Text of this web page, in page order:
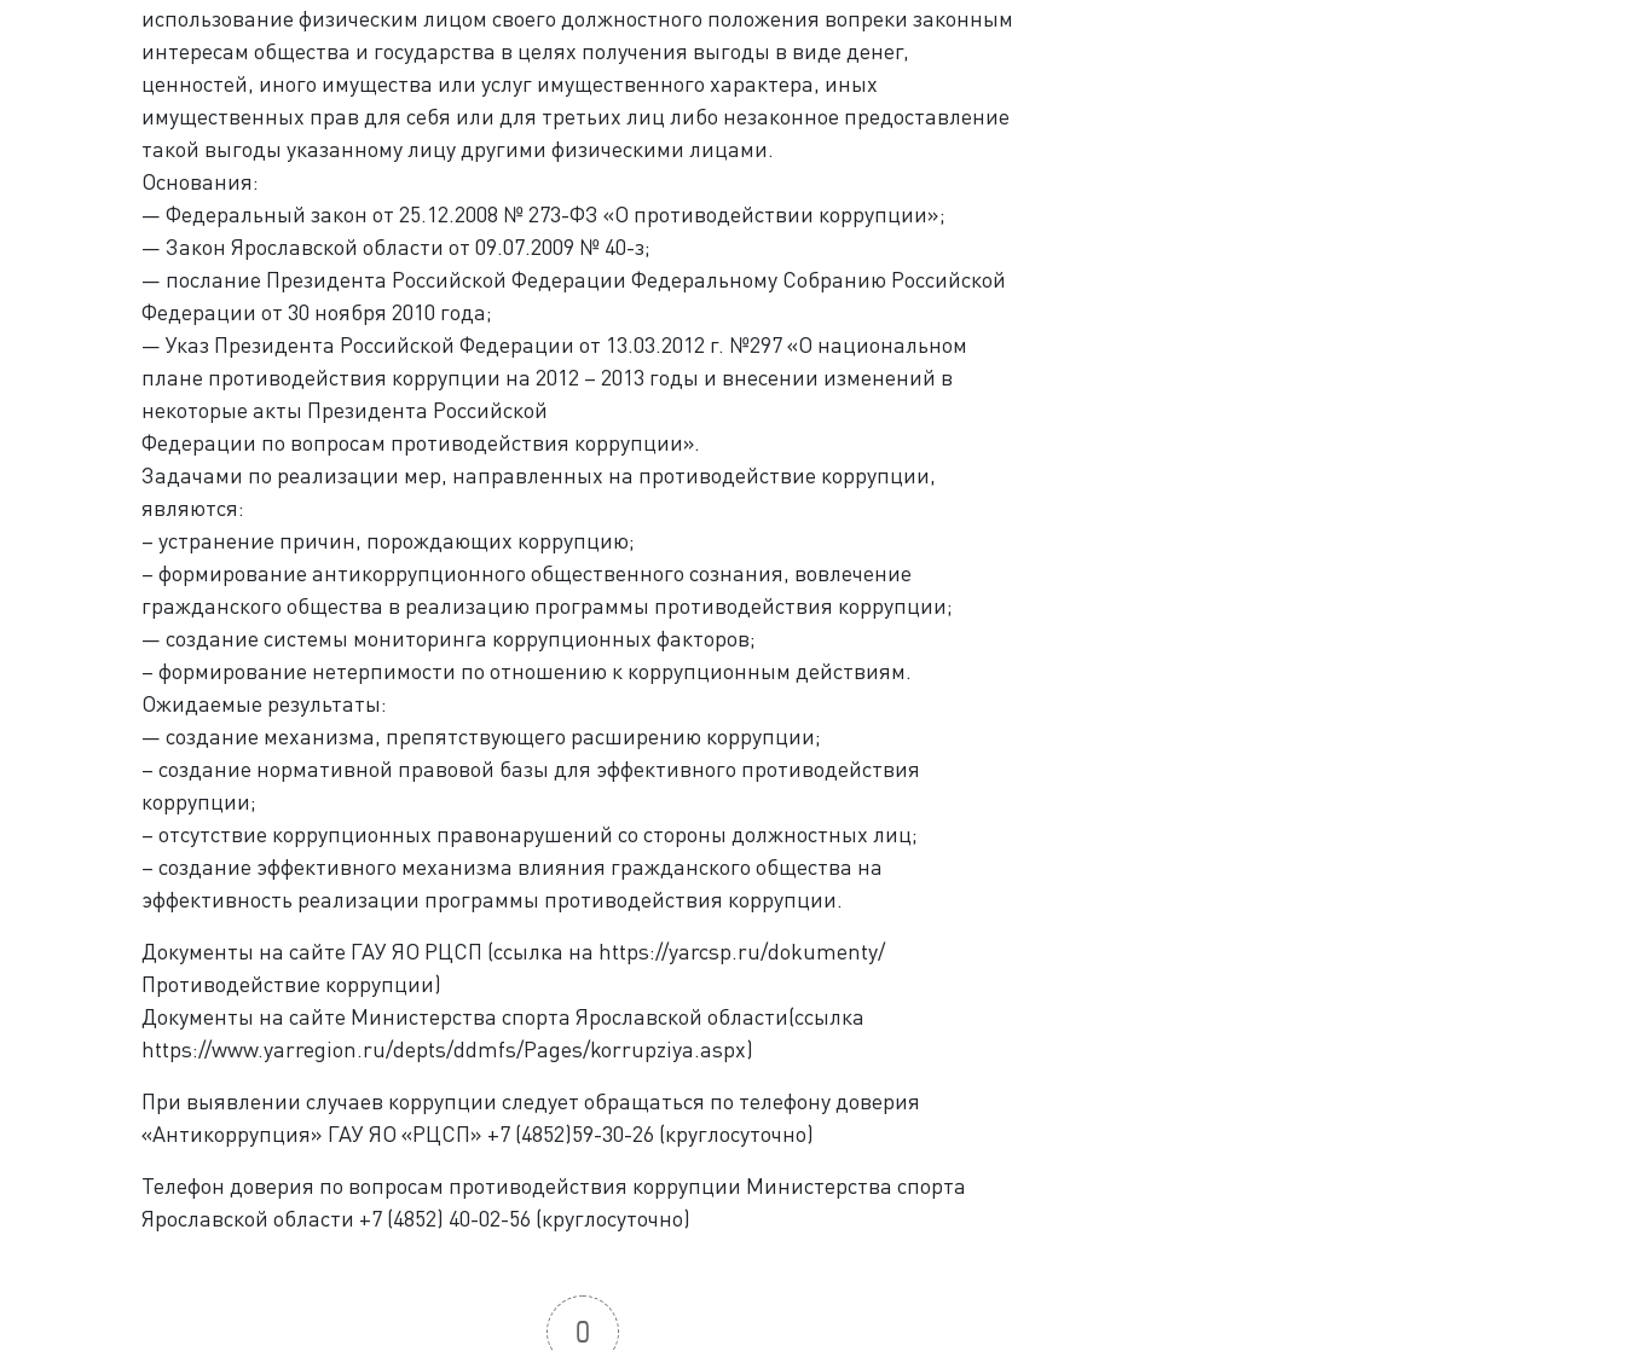
использование физическим лицом своего должностного положения вопреки законным
интересам общества и государства в целях получения выгоды в виде денег,
ценностей, иного имущества или услуг имущественного характера, иных
имущественных прав для себя или для третьих лиц либо незаконное предоставление
такой выгоды указанному лицу другими физическими лицами.
Основания:
— Федеральный закон от 25.12.2008 № 273-ФЗ «О противодействии коррупции»;
— Закон Ярославской области от 09.07.2009 № 40-з;
— послание Президента Российской Федерации Федеральному Собранию Российской
Федерации от 30 ноября 2010 года;
— Указ Президента Российской Федерации от 13.03.2012 г. №297 «О национальном
плане противодействия коррупции на 2012 – 2013 годы и внесении изменений в
некоторые акты Президента Российской
Федерации по вопросам противодействия коррупции».
Задачами по реализации мер, направленных на противодействие коррупции,
являются:
– устранение причин, порождающих коррупцию;
– формирование антикоррупционного общественного сознания, вовлечение
гражданского общества в реализацию программы противодействия коррупции;
— создание системы мониторинга коррупционных факторов;
– формирование нетерпимости по отношению к коррупционным действиям.
Ожидаемые результаты:
— создание механизма, препятствующего расширению коррупции;
– создание нормативной правовой базы для эффективного противодействия
коррупции;
– отсутствие коррупционных правонарушений со стороны должностных лиц;
– создание эффективного механизма влияния гражданского общества на
эффективность реализации программы противодействия коррупции.
Документы на сайте ГАУ ЯО РЦСП (ссылка на https://yarcsp.ru/dokumenty/
Противодействие коррупции)
Документы на сайте Министерства спорта Ярославской области(ссылка
https://www.yarregion.ru/depts/ddmfs/Pages/korrupziya.aspx)
При выявлении случаев коррупции следует обращаться по телефону доверия
«Антикоррупция» ГАУ ЯО «РЦСП» +7 (4852)59-30-26 (круглосуточно)
Телефон доверия по вопросам противодействия коррупции Министерства спорта
Ярославской области +7 (4852) 40-02-56 (круглосуточно)
0